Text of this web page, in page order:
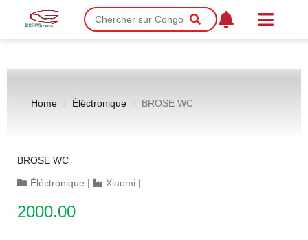
Home Éléctronique BROSE WC
BROSE WC
Éléctronique | Xiaomi |
2000.00